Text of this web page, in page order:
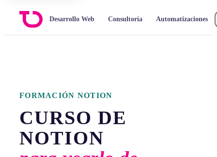
Desarrollo Web Consultoría Automatizaciones
FORMACIÓN NOTION
CURSO DE
NOTION